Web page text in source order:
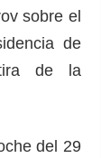
sobre el
de
de la
del 29